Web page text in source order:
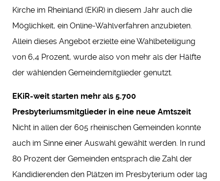
Kirche im Rheinland (EKiR) in diesem Jahr auch die
Möglichkeit, ein Online-Wahlverfahren anzubieten.
Allein dieses Angebot erzielte eine Wahlbeteiligung
von 6,4 Prozent, wurde also von mehr als der Hälfte
der wählenden Gemeindemitglieder genutzt.
EKiR-weit starten mehr als 5.700
Presbyteriumsmitglieder in eine neue Amtszeit
Nicht in allen der 605 rheinischen Gemeinden konnte
auch im Sinne einer Auswahl gewählt werden. In rund
80 Prozent der Gemeinden entsprach die Zahl der
Kandidierenden den Plätzen im Presbyterium oder lag